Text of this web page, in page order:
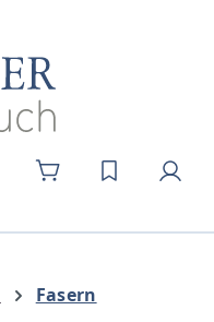
DU HAST 0
Fasern